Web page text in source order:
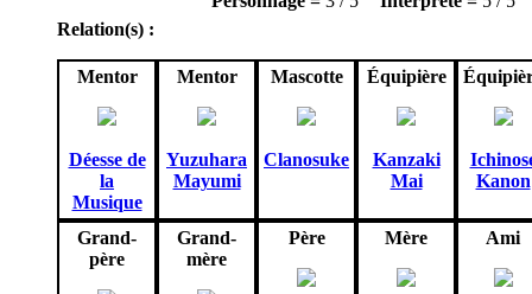
Relation(s) :
Mentor
Déesse de
la
Musique
Mentor
Yuzuhara
Mayumi
Mascotte
Clanosuke
Équipière
Kanzaki
Mai
Kanon
Grand-
père
Grand-
mère
Père Mère Ami